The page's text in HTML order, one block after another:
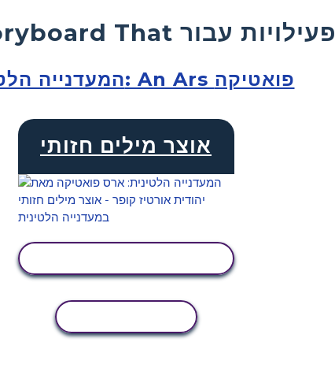
עוד Storyboard That פעילויות עבור
המעדנייה הלטינית: An Ars פואטיקה
אוצר מילים חזותי